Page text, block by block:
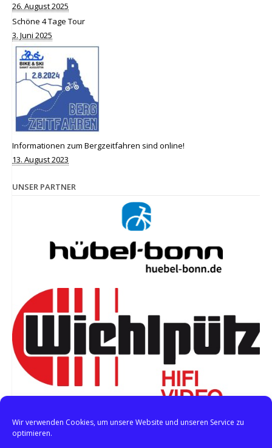
Wir verwenden Cookies, um unsere Website und unseren Service zu
optimieren.
26. August 2025
Schöne 4 Tage Tour
3. Juni 2025
Informationen zum Bergzeitfahren sind online!
13. August 2023
UNSER PARTNER